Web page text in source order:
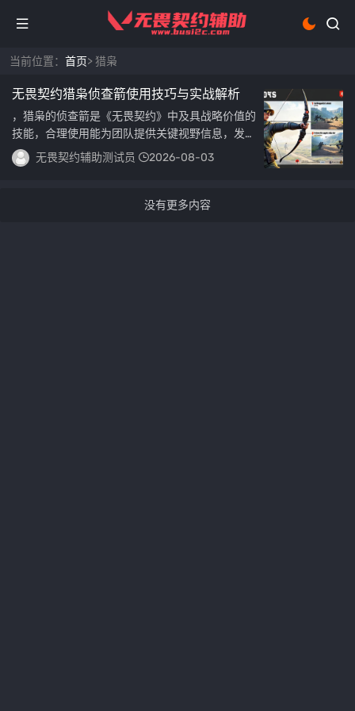
当前位置： 首页> 猎枭
无畏契约猎枭侦查箭使用技巧与实战解析
，猎枭的侦查箭是《无畏契约》中及具战略价值的
技能，合理使用能为团队提供关键视野信息，发射
时需注意角度与地形，利用反蛋机...
无畏契约辅助测试员 2026-08-03
没有更多内容